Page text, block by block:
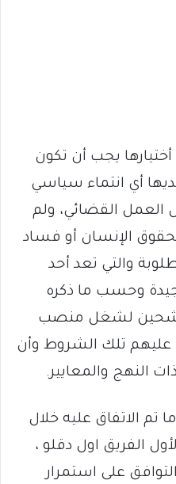
يجب أن تكون
أي انتماء سياسي
القضائي، ولم
الإنسان أو فساد
والتي تعد أحد
وحسب ما ذكره
لشغل منصب
تلك الشروط وأن
النهج والمعايير.
تم الاتفاق عليه خلال
الفريق اول دقلو ،
على استمرار